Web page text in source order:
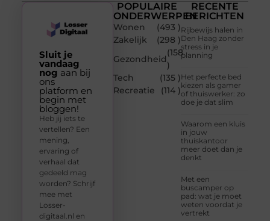
POPULAIRE
ONDERWERPEN
Wonen
(493 )
Zakelijk
(298 )
Gezondheid
(158
)
Tech
(135 )
Recreatie
(114 )
RECENTE
BERICHTEN
Rijbewijs halen in
Den Haag zonder
stress in je
planning
Het perfecte bed
kiezen als gamer
of thuiswerker: zo
doe je dat slim
Waarom een kluis
in jouw
thuiskantoor
meer doet dan je
denkt
Met een
buscamper op
pad: wat je moet
weten voordat je
vertrekt
Sluit je
vandaag
nog aan bij
ons
platform en
begin met
bloggen!
Heb jij iets te
vertellen? Een
mening,
ervaring of
verhaal dat
gedeeld mag
worden? Schrijf
mee met
Losser-
digitaal.nl en